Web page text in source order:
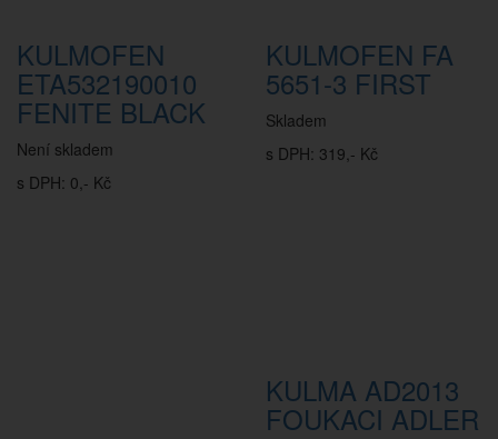
KULMOFEN
ETA532190010
FENITE BLACK
Není skladem
s DPH: 0,- Kč
KULMOFEN FA
5651-3 FIRST
Skladem
s DPH: 319,- Kč
KULMA AD2013
FOUKACI ADLER